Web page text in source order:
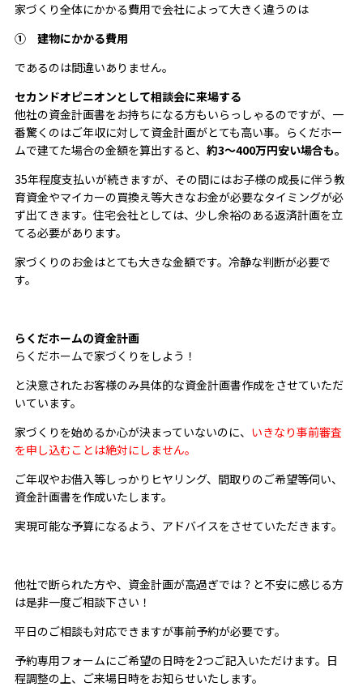
家づくり全体にかかる費用で会社によって大きく違うのは
① 建物にかかる費用
であるのは間違いありません。
セカンドオピニオンとして相談会に来場する
他社の資金計画書をお持ちになる方もいらっしゃるのですが、一
番驚くのはご年収に対して資金計画がとても高い事。らくだホー
ムで建てた場合の金額を算出すると、 約3～400万円安い場合も。
35年程度支払いが続きますが、その間にはお子様の成長に伴う教
育資金やマイカーの買換え等大きなお金が必要なタイミングが必
ず出てきます。住宅会社としては、少し余裕のある返済計画を立
てる必要があります。
家づくりのお金はとても大きな金額です。冷静な判断が必要で
す。
らくだホームの資金計画
らくだホームで家づくりをしよう！
と決意されたお客様のみ具体的な資金計画書作成をさせていただ
いています。
家づくりを始めるか心が決まっていないのに、 いきなり事前審査
を申し込むことは絶対にしません。
ご年収やお借入等しっかりヒヤリング、間取りのご希望等伺い、
資金計画書を作成いたします。
実現可能な予算になるよう、アドバイスをさせていただきます。
他社で断られた方や、資金計画が高過ぎでは？と不安に感じる方
は是非一度ご相談下さい！
平日のご相談も対応できますが事前予約が必要です。
予約専用フォームにご希望の日時を2つご記入いただけます。日
程調整の上、ご来場日時をお知らせいたします。